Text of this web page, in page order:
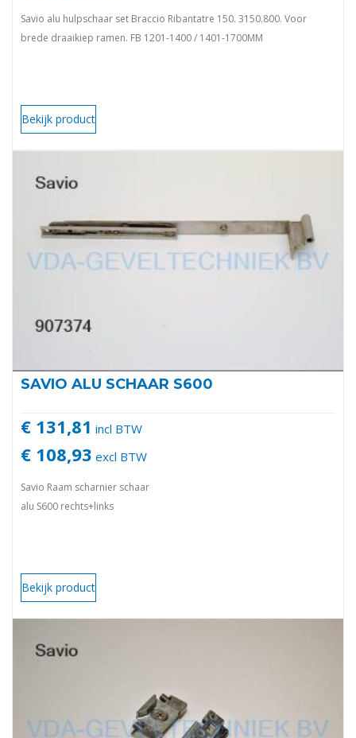
Savio alu hulpschaar set Braccio Ribantatre 150. 3150.800. Voor
brede draaikiep ramen. FB 1201-1400 / 1401-1700MM
Bekijk product
SAVIO ALU SCHAAR S600
€ 131,81 incl BTW
€ 108,93 excl BTW
Savio Raam scharnier schaar
alu S600 rechts+links
Bekijk product